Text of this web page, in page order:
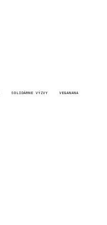
SOLIDÁRNE VÝZVY VEGANANA